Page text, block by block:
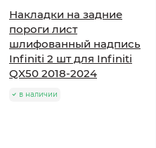
Накладки на задние
пороги лист
шлифованный надпись
Infiniti 2 шт для Infiniti
QX50 2018-2024
в наличии